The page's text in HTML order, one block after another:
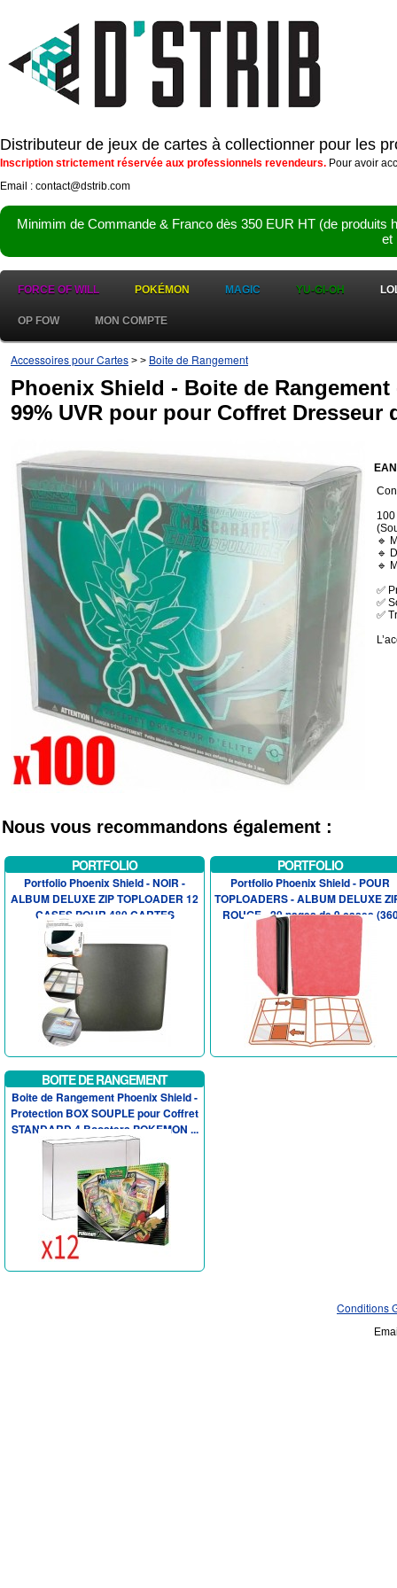
Distributeur de jeux de cartes à collectionner pour les
Inscription strictement réservée aux professionnels revendeurs. Pour avoir
Email : contact@dstrib.com
Minimim de Commande & Franco dès 350 EUR HT (de
et
FORCE OF WILL POKÉMON MAGIC YU-GI-OH
OP FOW MON COMPTE
Accessoires pour Cartes > > Boite de Rangement
Phoenix Shield - Boite de Rangement
99% UVR pour pour Coffret Dresseur
🔹
🔹
🔹
✅
✅
✅
Nous vous recommandons également :
PORTFOLIO
Portfolio Phoenix Shield - NOIR -
ALBUM DELUXE ZIP TOPLOADER 12
CASES POUR 480 CARTES
PORTFOLIO
Portfolio Phoenix Shield - POUR
TOPLOADERS - ALBUM DELUXE
ROUGE - 20 pages de 9 cases
BOITE DE RANGEMENT
Boite de Rangement Phoenix Shield -
Protection BOX SOUPLE pour Coffret
STANDARD 4 Boosters POKEMON ...
Conditions